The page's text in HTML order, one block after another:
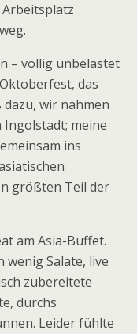
– völlig unbelastet
das
wir nahmen
meine
ins
größten Teil der
am Asia-Buffet.
wenig Salate, live
zubereitete
durchs
Leider fühlte